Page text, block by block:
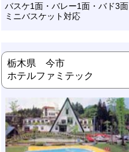
バスケ1面・バレー1面・バド3面
ミニバスケット対応
栃木県 今市
ホテルファミテック